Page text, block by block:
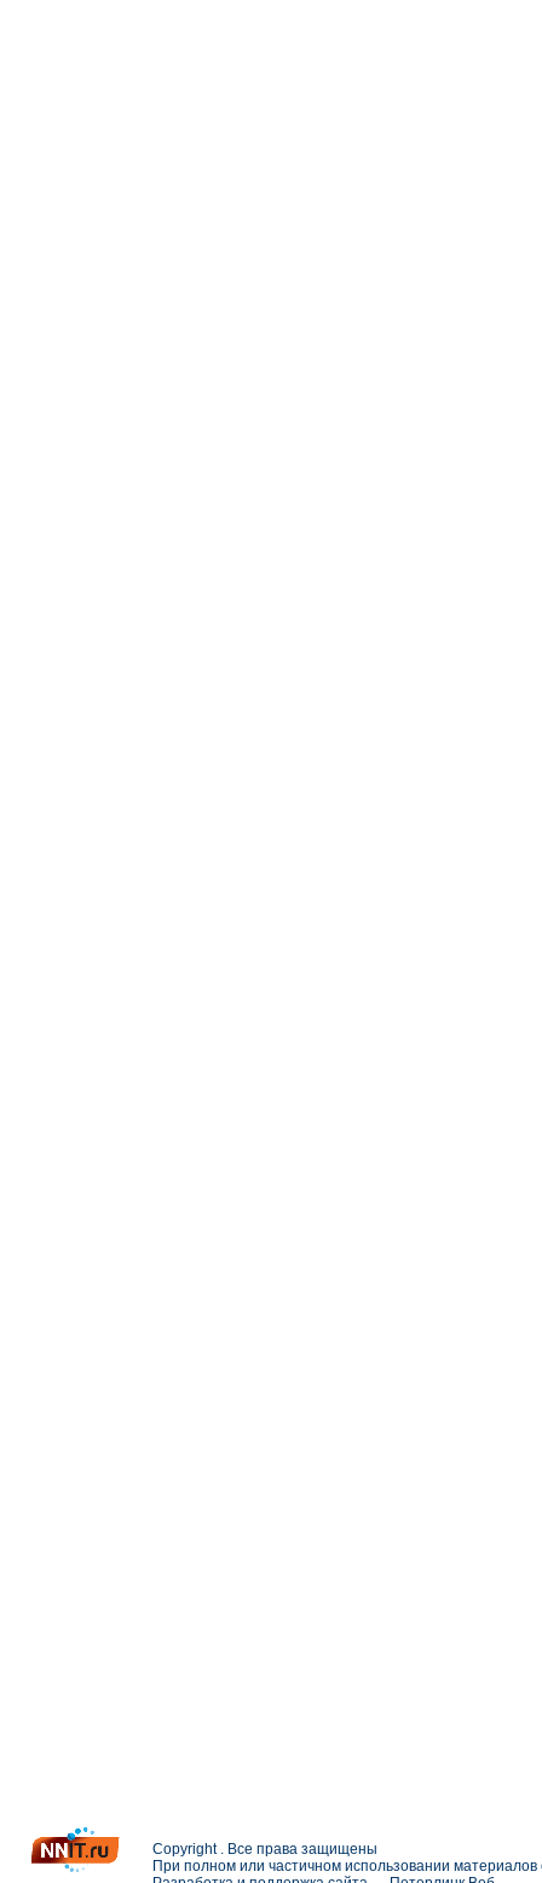
Copyright . Все права защищены
При полном или частичном использовании